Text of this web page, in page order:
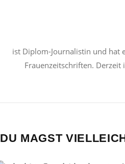
ist Diplom-Journalistin und hat
Frauenzeitschriften.
DU MAGST